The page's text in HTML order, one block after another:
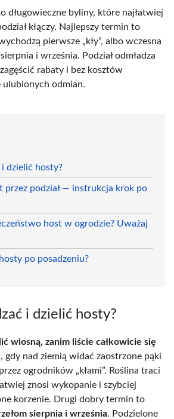
długowieczne byliny, które najłatwiej
kłączy. Najlepszy termin to
pierwsze „kły”, albo wczesna
i września. Podział odmładza
rabaty i bez kosztów
ulubionych odmian.
i dzielić hosty?
przez podział — instrukcja krok po
host w ogrodzie? Uważaj
po posadzeniu?
i dzielić hosty?
wiosną, zanim liście całkowicie się
gdy nad ziemią widać zaostrzone pąki
ogrodników „kłami”. Roślina traci
znosi wykopanie i szybciej
korzenie. Drugi dobry termin to
sierpnia i września. Podzielone